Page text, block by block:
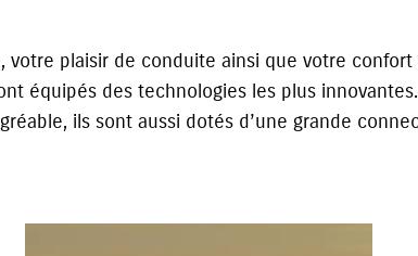
votre plaisir de conduite ainsi que votre
équipés des technologies les plus
ils sont aussi dotés d’une grande